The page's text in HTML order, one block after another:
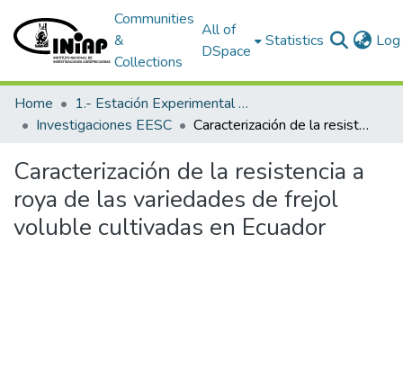
Communities
&
Collections
All of
DSpace
Statistics
Home
1.- Estación Experimental Santa Catalina
Investigaciones EESC
Caracterización de la resistencia a roya de las variedades de frejol voluble cultivadas en Ecuador
Caracterización de la resistencia a
roya de las variedades de frejol
voluble cultivadas en Ecuador